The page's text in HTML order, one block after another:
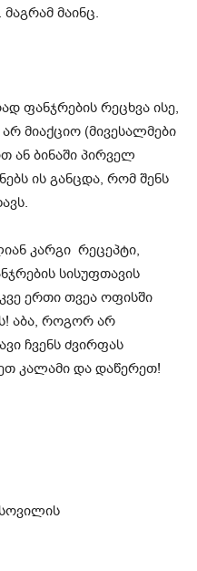
მაინც.
ფანჯრების რეცხვა ისე,
მიაქციო (მივესალმები
ან ბინაში პირველ
ის განცდა, რომ შენს
კარგი რეცეპტი,
სისუფთავის
ერთი თვეა ოფისში
აბა, როგორ არ
ჩვენს ძვირფას
კალამი და დაწერეთ!